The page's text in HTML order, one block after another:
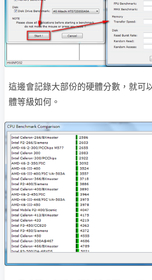
這邊會記錄大部份的硬體分數，就可
體等級如何。